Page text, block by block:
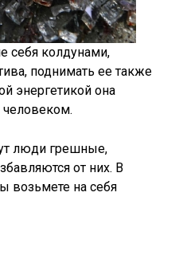
колдунами,
поднимать ее также
энергетикой она
люди грешные,
от них. В
возьмете на себя